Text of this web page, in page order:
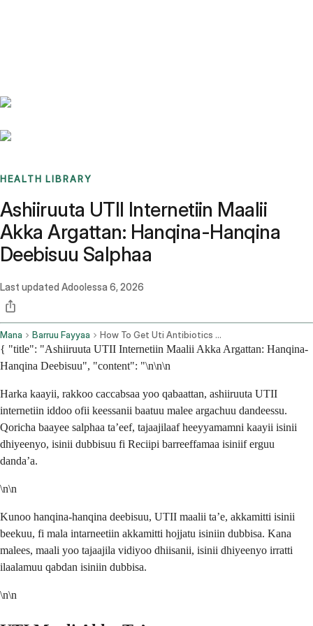
HEALTH LIBRARY
Ashiiruuta UTII Internetiin Maalii
Akka Argattan: Hanqina-Hanqina
Deebisuu Salphaa
Last updated Adoolessa 6, 2026
Mana Barruu Fayyaa How To Get Uti Antibiotics Online Step By Step Guide
{ "title": "Ashiiruuta UTII Internetiin Maalii Akka Argattan: Hanqina-
Hanqina Deebisuu", "content": "\n\n\n
Harka kaayii, rakkoo caccabsaa yoo qabaattan, ashiiruuta UTII
internetiin iddoo ofii keessanii baatuu malee argachuu dandeessu.
Qoricha baayee salphaa ta’eef, tajaajilaaf heeyyamamni kaayii isinii
dhiyeenyo, isinii dubbisuu fi Reciipi barreeffamaa isiniif erguu
danda’a.
\n\n
Kunoo hanqina-hanqina deebisuu, UTII maalii ta’e, akkamitti isinii
beekuu, fi mala intarneetiin akkamitti hojjatu isiniin dubbisa. Kana
malees, maali yoo tajaajila vidiyoo dhiisanii, isinii dhiyeenyo irratti
ilaalamuu qabdan isiniin dubbisa.
\n\n